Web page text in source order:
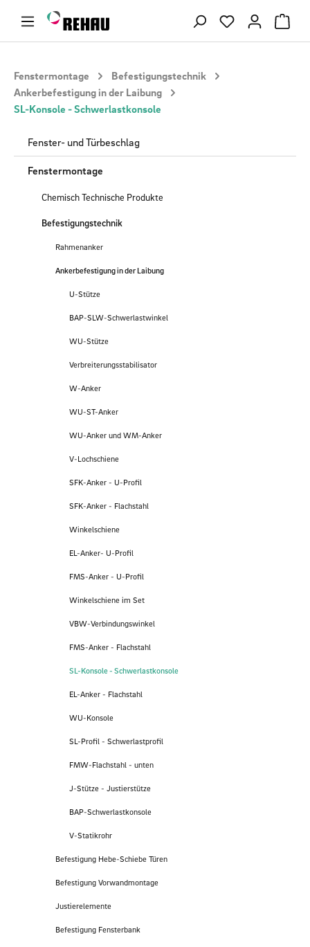
Zum Hauptinhalt springen Du hast 0
Fenstermontage
Befestigungstechnik
Ankerbefestigung in der Laibung
SL-Konsole - Schwerlastkonsole
Fenster- und Türbeschlag
Fenstermontage
Chemisch Technische Produkte
Befestigungstechnik
Rahmenanker
Ankerbefestigung in der Laibung
U-Stütze
BAP-SLW-Schwerlastwinkel
WU-Stütze
Verbreiterungsstabilisator
W-Anker
WU-ST-Anker
WU-Anker und WM-Anker
V-Lochschiene
SFK-Anker - U-Profil
SFK-Anker - Flachstahl
Winkelschiene
EL-Anker- U-Profil
FMS-Anker - U-Profil
Winkelschiene im Set
VBW-Verbindungswinkel
FMS-Anker - Flachstahl
SL-Konsole - Schwerlastkonsole
EL-Anker - Flachstahl
WU-Konsole
SL-Profil - Schwerlastprofil
FMW-Flachstahl - unten
J-Stütze - Justierstütze
BAP-Schwerlastkonsole
V-Statikrohr
Befestigung Hebe-Schiebe Türen
Befestigung Vorwandmontage
Justierelemente
Befestigung Fensterbank